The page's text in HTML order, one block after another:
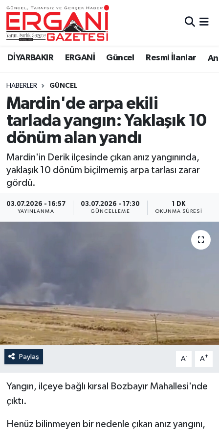
DİYARBAKIR ERGANİ Güncel Resmi İlanlar
HABERLER GÜNCEL
Mardin'de arpa ekili
tarlada yangın: Yaklaşık 10
dönüm alan yandı
Mardin'in Derik ilçesinde çıkan anız yangınında,
yaklaşık 10 dönüm biçilmemiş arpa tarlası zarar
gördü.
03.07.2026 - 16:57
YAYINLANMA
03.07.2026 - 17:30
GÜNCELLEME
1 DK
OKUNMA SÜRESI
Paylaş A- A+
Yangın, ilçeye bağlı kırsal Bozbayır Mahallesi'nde
çıktı.
Henüz bilinmeyen bir nedenle çıkan anız yangını,
DİYARBAKIR
BİSMİL
BAĞLAR
ERGANİ
Güncel
Eği̇ti̇m
Resmi İlanlar
Sağlık
Si̇yaset
Spor
Bi̇li̇m & Teknoloji̇
Dünya
Eği̇ti̇m
Ergani Nöbetçi Eczaneler
Ergani Hava Durumu
Ergani Trafik Yoğunluk Haritası
Süper Lig Puan Durumu ve Fikstür
Tüm Manşetler
Son Dakika Haberleri
Haber Arşivi